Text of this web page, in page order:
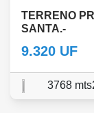
TERRENO
SANTA.-
9.320 UF
3768